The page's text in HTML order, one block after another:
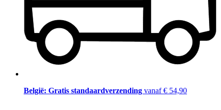
België: Gratis standaardverzending vanaf € 54,90